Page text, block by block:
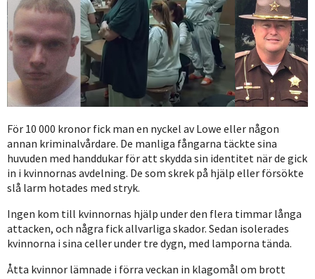
För 10 000 kronor fick man en nyckel av Lowe eller någon
annan kriminalvårdare. De manliga fångarna täckte sina
huvuden med handdukar för att skydda sin identitet när de gick
in i kvinnornas avdelning. De som skrek på hjälp eller försökte
slå larm hotades med stryk.
Ingen kom till kvinnornas hjälp under den flera timmar långa
attacken, och några fick allvarliga skador. Sedan isolerades
kvinnorna i sina celler under tre dygn, med lamporna tända.
Åtta kvinnor lämnade i förra veckan in klagomål om brott